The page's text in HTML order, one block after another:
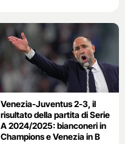
Venezia-Juventus 2-3, il
risultato della partita di Serie
A 2024/2025: bianconeri in
Champions e Venezia in B